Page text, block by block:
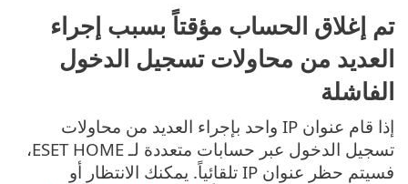
تم إغلاق الحساب مؤقتاً بسبب إجراء
العديد من محاولات تسجيل الدخول
الفاشلة
إذا قام عنوان IP واحد بإجراء العديد من محاولات
تسجيل الدخول عبر حسابات متعددة لـ ESET HOME،
فسيتم حظر عنوان IP تلقائياً. يمكنك الانتظار أو